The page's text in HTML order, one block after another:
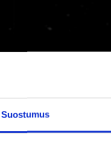
Suostumus